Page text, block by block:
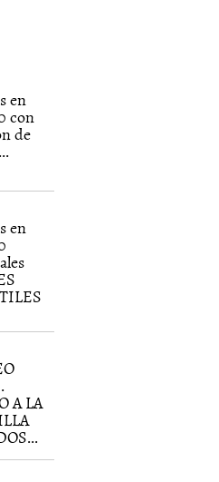
en
con
de
en
A LA